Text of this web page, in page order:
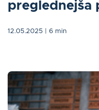
preglednejša
12.05.2025 | 6 min